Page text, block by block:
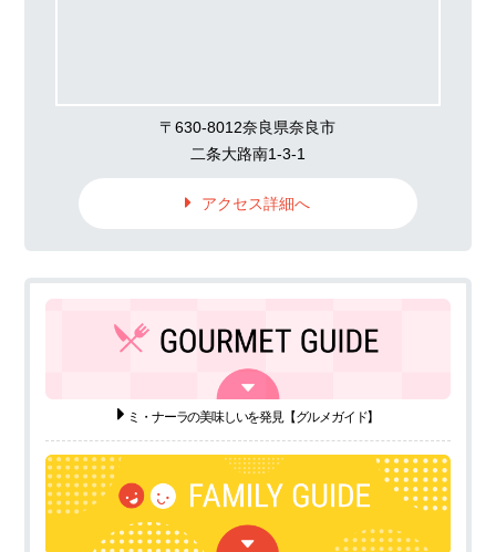
〒630-8012奈良県奈良市
二条大路南1-3-1
アクセス詳細へ
ミ・ナーラの美味しいを発見 【グルメガイド】